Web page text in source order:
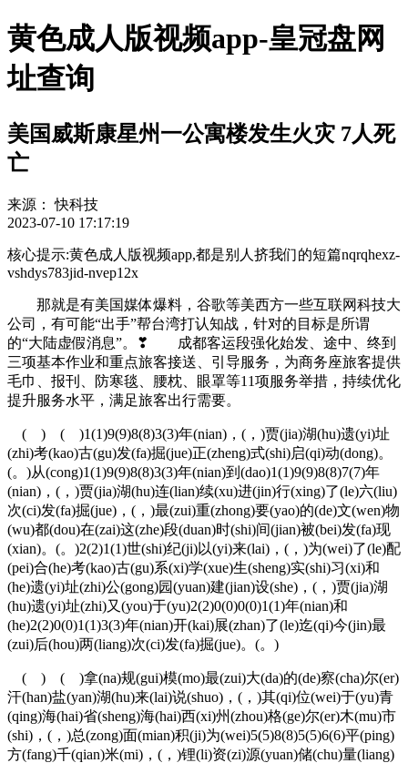
黄色成人版视频app-皇冠盘网
址查询
美国威斯康星州一公寓楼发生火灾 7人死
亡
来源：
快科技
2023-07-10 17:17:19
核心提示:黄色成人版视频app,都是别人挤我们的短篇nqrqhexz-
vshdys783jid-nvep12x
那就是有美国媒体爆料，谷歌等美西方一些互联网科技大
公司，有可能“出手”帮台湾打认知战，针对的目标是所谓
的“大陆虚假消息”。❣ 成都客运段强化始发、途中、终到
三项基本作业和重点旅客接送、引导服务，为商务座旅客提供
毛巾、报刊、防寒毯、腰枕、眼罩等11项服务举措，持续优化
提升服务水平，满足旅客出行需要。
( ) ( )1(1)9(9)8(8)3(3)年(nian)，(，)贾(jia)湖(hu)遗(yi)址
(zhi)考(kao)古(gu)发(fa)掘(jue)正(zheng)式(shi)启(qi)动(dong)。
(。)从(cong)1(1)9(9)8(8)3(3)年(nian)到(dao)1(1)9(9)8(8)7(7)年
(nian)，(，)贾(jia)湖(hu)连(lian)续(xu)进(jin)行(xing)了(le)六(liu)
次(ci)发(fa)掘(jue)，(，)最(zui)重(zhong)要(yao)的(de)文(wen)物
(wu)都(dou)在(zai)这(zhe)段(duan)时(shi)间(jian)被(bei)发(fa)现
(xian)。(。)2(2)1(1)世(shi)纪(ji)以(yi)来(lai)，(，)为(wei)了(le)配
(pei)合(he)考(kao)古(gu)系(xi)学(xue)生(sheng)实(shi)习(xi)和
(he)遗(yi)址(zhi)公(gong)园(yuan)建(jian)设(she)，(，)贾(jia)湖
(hu)遗(yi)址(zhi)又(you)于(yu)2(2)0(0)0(0)1(1)年(nian)和
(he)2(2)0(0)1(1)3(3)年(nian)开(kai)展(zhan)了(le)迄(qi)今(jin)最
(zui)后(hou)两(liang)次(ci)发(fa)掘(jue)。(。)
( ) ( )拿(na)规(gui)模(mo)最(zui)大(da)的(de)察(cha)尔(er)
汗(han)盐(yan)湖(hu)来(lai)说(shuo)，(，)其(qi)位(wei)于(yu)青
(qing)海(hai)省(sheng)海(hai)西(xi)州(zhou)格(ge)尔(er)木(mu)市
(shi)，(，)总(zong)面(mian)积(ji)为(wei)5(5)8(8)5(5)6(6)平(ping)
方(fang)千(qian)米(mi)，(，)锂(li)资(zi)源(yuan)储(chu)量(liang)